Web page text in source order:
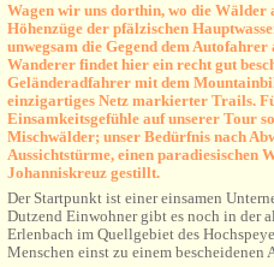
Wagen wir uns dorthin, wo die Wälder
Höhenzüge der pfälzischen
unwegsam die Gegend dem Autofahrer
Wanderer findet hier ein recht gut
Geländeradfahrer mit dem
einzigartiges Netz markierter Trails.
Einsamkeitsgefühle auf unserer Tour
Mischwälder; unser Bedürfnis nach
Aussichtstürme, einen paradiesischen
Johanniskreuz gestillt.
Der Startpunkt ist einer einsamen
Dutzend Einwohner gibt es noch in der
Erlenbach im Quellgebiet des
Menschen einst zu einem bescheidenen